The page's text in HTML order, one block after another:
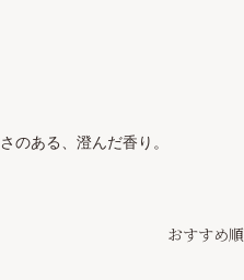
のある、澄んだ香り。
おすすめ順